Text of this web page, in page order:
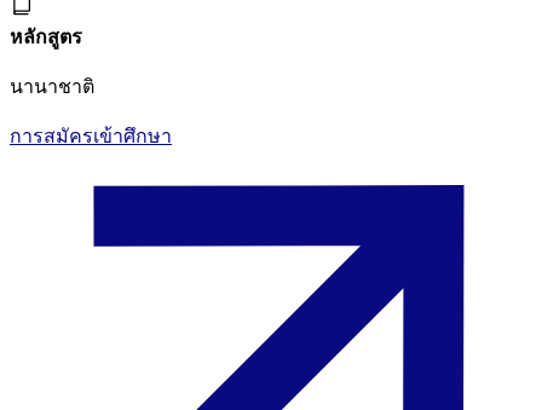
หลักสูตร
นานาชาติ
การสมัครเข้าศึกษา